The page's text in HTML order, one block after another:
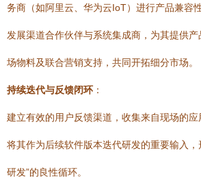
务商（如阿里云、华为云IoT）进行产品兼容
发展渠道合作伙伴与系统集成商，为其提供
场物料及联合营销支持，共同开拓细分市场。
持续迭代与反馈闭环：
建立有效的用户反馈渠道，收集来自现场的
将其作为后续软件版本迭代研发的重要输入
研发”的良性循环。